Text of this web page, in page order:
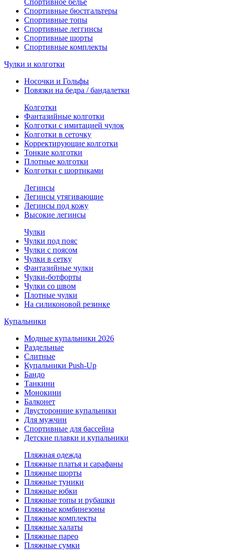
Спортивное белье
Спортивные бюстгальтеры
Спортивные топы
Спортивные леггинсы
Спортивные шорты
Спортивные комплекты
Чулки и колготки
Носочки и Гольфы
Повязки на бедра / бандалетки
Колготки
Фантазийные колготки
Колготки с имитацией чулок
Колготки в сеточку
Корректирующие колготки
Тонкие колготки
Плотные колготки
Колготки с шортиками
Легинсы
Легинсы утягивающие
Легинсы под кожу
Высокие легинсы
Чулки
Чулки под пояс
Чулки с поясом
Чулки в сетку
Фантазийные чулки
Чулки-ботфорты
Чулки со швом
Плотные чулки
На силиконовой резинке
Купальники
Модные купальники 2026
Раздельные
Слитные
Купальники Push-Up
Бандо
Танкини
Монокини
Балконет
Двусторонние купальники
Для мужчин
Спортивные для бассейна
Детские плавки и купальники
Пляжная одежда
Пляжные платья и сарафаны
Пляжные шорты
Пляжные туники
Пляжные юбки
Пляжные топы и рубашки
Пляжные комбинезоны
Пляжные комплекты
Пляжные халаты
Пляжные парео
Пляжные сумки